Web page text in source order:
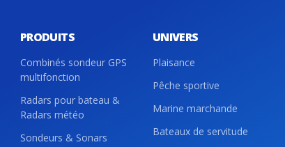
PRODUITS
Combinés sondeur GPS
multifonction
Radars pour bateau &
Radars météo
Sondeurs & Sonars
UNIVERS
Plaisance
Pêche sportive
Marine marchande
Bateaux de servitude